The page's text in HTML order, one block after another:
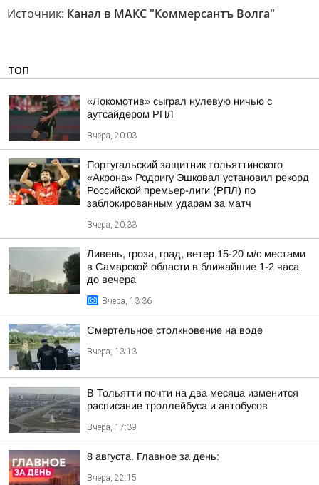
Источник: Канал в МАКС "Коммерсантъ Волга"
ТОП
«Локомотив» сыграл нулевую ничью с
аутсайдером РПЛ
Вчера, 20:03
Португальский защитник тольяттинского
«Акрона» Родригу Эшковал установил рекорд
Российской премьер-лиги (РПЛ) по
заблокированным ударам за матч
Вчера, 20:33
Ливень, гроза, град, ветер 15-20 м/с местами
в Самарской области в ближайшие 1-2 часа
до вечера
Вчера, 13:36
Смертельное столкновение на воде
Вчера, 13:13
В Тольятти почти на два месяца изменится
расписание троллейбуса и автобусов
Вчера, 17:39
8 августа. Главное за день:
Вчера, 22:15